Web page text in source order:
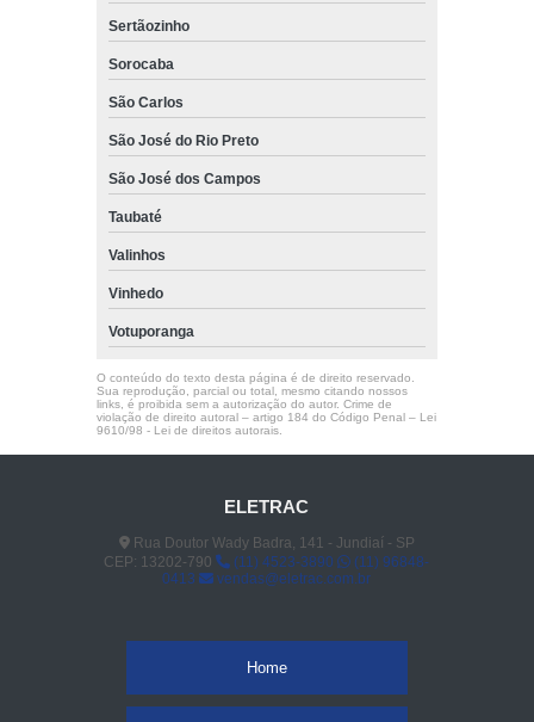
Sertãozinho
Sorocaba
São Carlos
São José do Rio Preto
São José dos Campos
Taubaté
Valinhos
Vinhedo
Votuporanga
O conteúdo do texto desta página é de direito reservado.
Sua reprodução, parcial ou total, mesmo citando nossos
links, é proibida sem a autorização do autor. Crime de
violação de direito autoral – artigo 184 do Código Penal – Lei
9610/98 - Lei de direitos autorais.
ELETRAC
Rua Doutor Wady Badra, 141 - Jundiaí - SP
CEP: 13202-790
(11) 4523-3890
(11) 96848-
0413
vendas@eletrac.com.br
Home